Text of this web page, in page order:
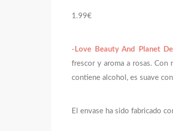
1.99€
- Love Beauty And Planet
frescor y aroma a rosas. Con
contiene alcohol, es suave
El envase ha sido fabricado